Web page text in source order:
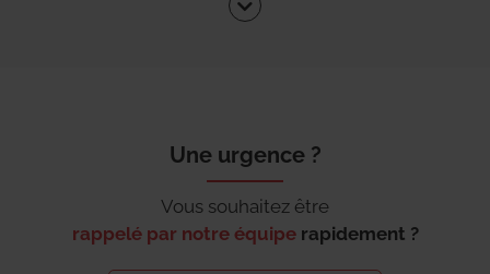
Une urgence ?
Vous souhaitez être
rappelé par notre équipe rapidement ?